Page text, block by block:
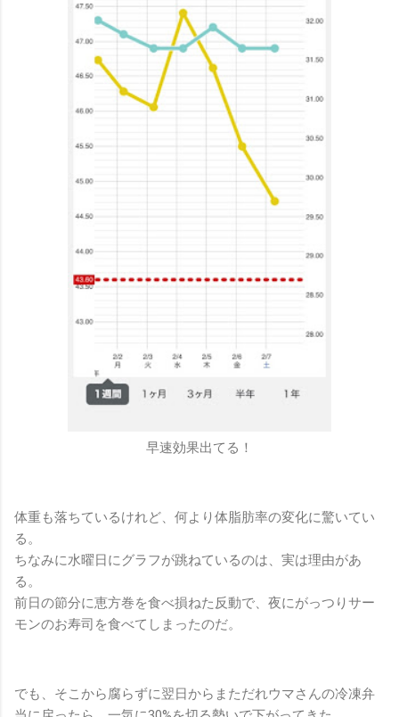
早速効果出てる！
体重も落ちているけれど、何より体脂肪率の変化に驚いてい
る。
ちなみに水曜日にグラフが跳ねているのは、実は理由があ
る。
前日の節分に恵方巻を食べ損ねた反動で、夜にがっつりサー
モンのお寿司を食べてしまったのだ。
でも、そこから腐らずに翌日からまただれウマさんの冷凍弁